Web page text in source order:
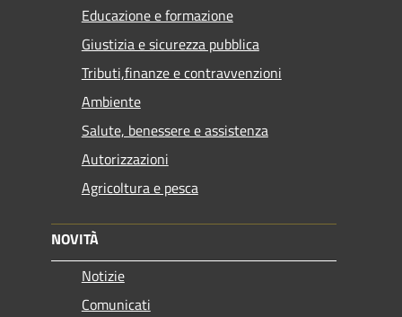
Educazione e formazione
Giustizia e sicurezza pubblica
Tributi,finanze e contravvenzioni
Ambiente
Salute, benessere e assistenza
Autorizzazioni
Agricoltura e pesca
NOVITÀ
Notizie
Comunicati